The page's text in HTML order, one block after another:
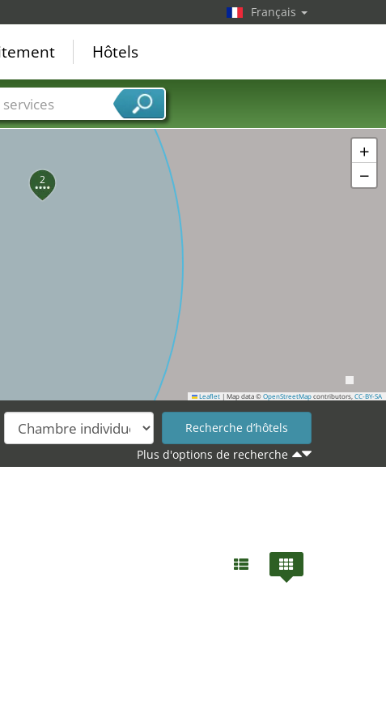
2
+
−
Leaflet | Map data © OpenStreetMap contributors, CC-BY-SA
Plus d'options de recherche
Français
Hôtels